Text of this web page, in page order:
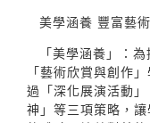
美學涵養 豐富藝
「美學涵養」：
「藝術欣賞與創作
過「深化展演活動
神」等三項策略，